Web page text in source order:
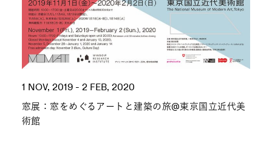
1 NOV, 2019 - 2 FEB, 2020
窓展：窓をめぐるアートと建築の旅@東京国立近代美
術館